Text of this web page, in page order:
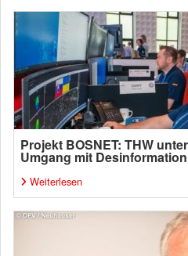
Projekt BOSNET: THW
Umgang mit Desinformation
Weiterlesen